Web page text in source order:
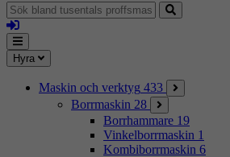
Sök
bland
tusentals
proffsmaskiner
Logga
in
Mina
sidor
Meny
Hyra
Maskin och verktyg 433
Borrmaskin 28
Borrhammare 19
Vinkelborrmaskin 1
Kombiborrmaskin 6